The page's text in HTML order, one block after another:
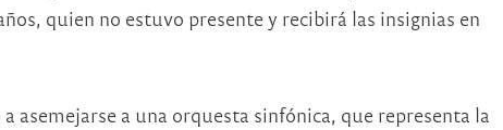
quien no estuvo presente y recibirá las insignias en
asemejarse a una orquesta sinfónica, que representa la